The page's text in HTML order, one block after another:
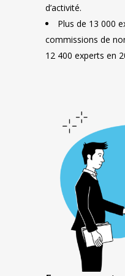
d’activité.
Plus de 13 000
commissions de
12 400 experts en